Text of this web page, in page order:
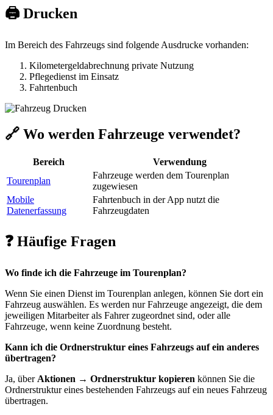
🖨️ Drucken
Im Bereich des Fahrzeugs sind folgende Ausdrucke vorhanden:
Kilometergeldabrechnung private Nutzung
Pflegedienst im Einsatz
Fahrtenbuch
🔗 Wo werden Fahrzeuge verwendet?
Bereich
Verwendung
Tourenplan
Fahrzeuge werden dem Tourenplan
zugewiesen
Mobile
Datenerfassung
Fahrtenbuch in der App nutzt die
Fahrzeugdaten
❓ Häufige Fragen
Wo finde ich die Fahrzeuge im Tourenplan?
Wenn Sie einen Dienst im Tourenplan anlegen, können Sie dort ein
Fahrzeug auswählen. Es werden nur Fahrzeuge angezeigt, die dem
jeweiligen Mitarbeiter als Fahrer zugeordnet sind, oder alle
Fahrzeuge, wenn keine Zuordnung besteht.
Kann ich die Ordnerstruktur eines Fahrzeugs auf ein anderes
übertragen?
Ja, über Aktionen → Ordnerstruktur kopieren können Sie die
Ordnerstruktur eines bestehenden Fahrzeugs auf ein neues Fahrzeug
übertragen.